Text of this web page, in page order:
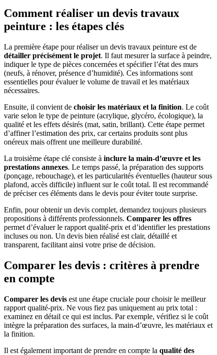
Comment réaliser un devis travaux
peinture : les étapes clés
La première étape pour réaliser un devis travaux peinture est de
détailler précisément le projet. Il faut mesurer la surface à peindre,
indiquer le type de pièces concernées et spécifier l’état des murs
(neufs, à rénover, présence d’humidité). Ces informations sont
essentielles pour évaluer le volume de travail et les matériaux
nécessaires.
Ensuite, il convient de choisir les matériaux et la finition. Le coût
varie selon le type de peinture (acrylique, glycéro, écologique), la
qualité et les effets désirés (mat, satin, brillant). Cette étape permet
d’affiner l’estimation des prix, car certains produits sont plus
onéreux mais offrent une meilleure durabilité.
La troisième étape clé consiste à inclure la main-d’œuvre et les
prestations annexes. Le temps passé, la préparation des supports
(ponçage, rebouchage), et les particularités éventuelles (hauteur sous
plafond, accès difficile) influent sur le coût total. Il est recommandé
de préciser ces éléments dans le devis pour éviter toute surprise.
Enfin, pour obtenir un devis complet, demandez toujours plusieurs
propositions à différents professionnels. Comparer les offres
permet d’évaluer le rapport qualité-prix et d’identifier les prestations
incluses ou non. Un devis bien réalisé est clair, détaillé et
transparent, facilitant ainsi votre prise de décision.
Comparer les devis : critères à prendre
en compte
Comparer les devis est une étape cruciale pour choisir le meilleur
rapport qualité-prix. Ne vous fiez pas uniquement au prix total :
examinez en détail ce qui est inclus. Par exemple, vérifiez si le coût
intègre la préparation des surfaces, la main-d’œuvre, les matériaux et
la finition.
Il est également important de prendre en compte la qualité des